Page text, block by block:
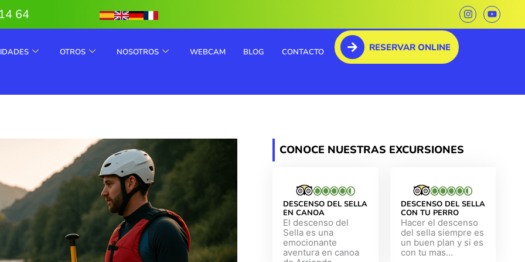
64
I
n
s
Y
o
u
OTROS NOSOTROS WEBCAM BLOG CONTACTO RESERVAR ONLINE
CONOCE NUESTRAS EXCURSIONES
DESCENSO DEL SELLA
EN CANOA
El descenso del
Sella es una
emocionante
aventura en canoa
DESCENSO DEL SELLA
CON TU PERRO
Hacer el descenso
del sella siempre es
un buen plan y si es
con tu mas...